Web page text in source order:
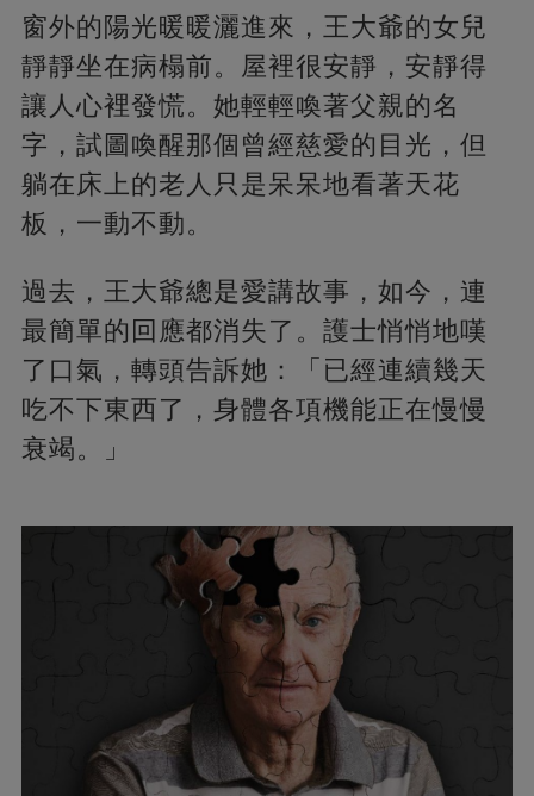
窗外的陽光暖暖灑進來，王大爺的女兒
靜靜坐在病榻前。屋裡很安靜，安靜得
讓人心裡發慌。她輕輕喚著父親的名
字，試圖喚醒那個曾經慈愛的目光，但
躺在床上的老人只是呆呆地看著天花
板，一動不動。
過去，王大爺總是愛講故事，如今，連
最簡單的回應都消失了。護士悄悄地嘆
了口氣，轉頭告訴她：「已經連續幾天
吃不下東西了，身體各項機能正在慢慢
衰竭。」